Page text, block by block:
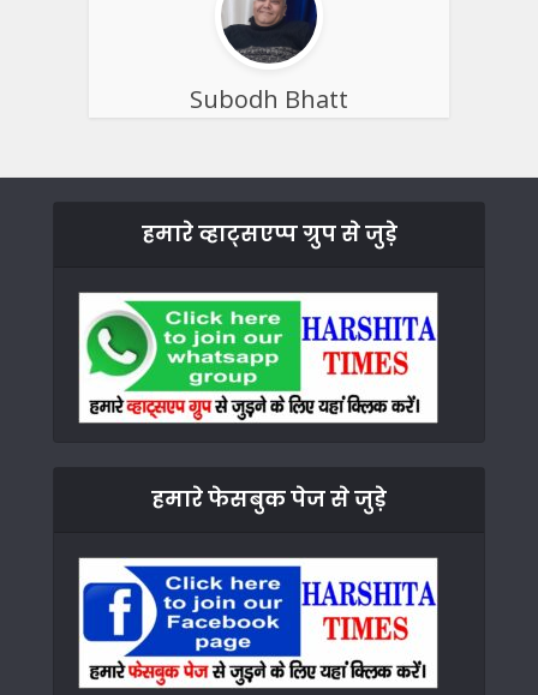
Subodh Bhatt
हमारे व्हाट्सएप्प ग्रुप से जुड़े
हमारे फेसबुक पेज से जुड़े